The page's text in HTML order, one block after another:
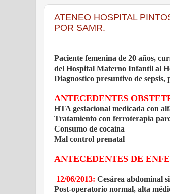
ATENEO HOSPITAL
POR SAMR.
Paciente femenina de 20 años,
del Hospital Materno Infantil al
Diagnostico presuntivo de
ANTECEDENTES
HTA gestacional medicada con
Tratamiento con ferroterapia
Consumo de cocaína
Mal control prenatal
ANTECEDENTES DE
12/06/2013: Cesárea abdominal
Post-operatorio normal, alta